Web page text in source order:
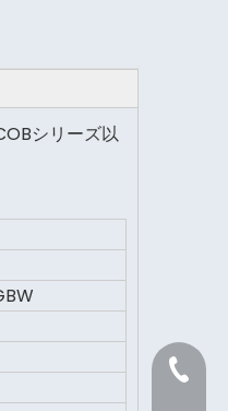
シリーズ以
+86 21